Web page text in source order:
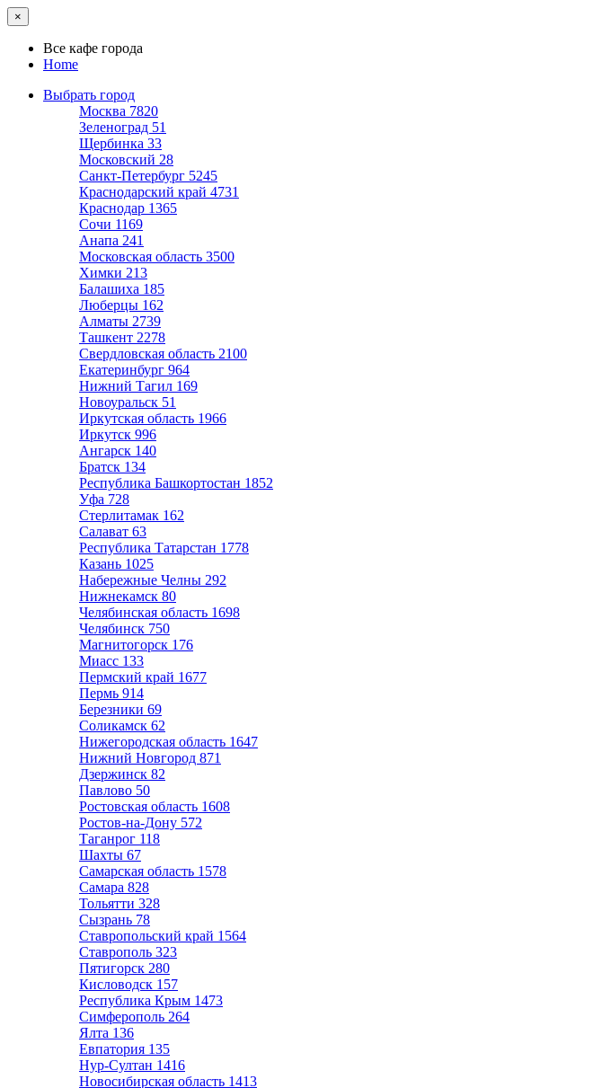
×
Все кафе города
Home
Выбрать город
Москва 7820
Зеленоград 51
Щербинка 33
Московский 28
Санкт-Петербург 5245
Краснодарский край 4731
Краснодар 1365
Сочи 1169
Анапа 241
Московская область 3500
Химки 213
Балашиха 185
Люберцы 162
Алматы 2739
Ташкент 2278
Свердловская область 2100
Екатеринбург 964
Нижний Тагил 169
Новоуральск 51
Иркутская область 1966
Иркутск 996
Ангарск 140
Братск 134
Республика Башкортостан 1852
Уфа 728
Стерлитамак 162
Салават 63
Республика Татарстан 1778
Казань 1025
Набережные Челны 292
Нижнекамск 80
Челябинская область 1698
Челябинск 750
Магнитогорск 176
Миасс 133
Пермский край 1677
Пермь 914
Березники 69
Соликамск 62
Нижегородская область 1647
Нижний Новгород 871
Дзержинск 82
Павлово 50
Ростовская область 1608
Ростов-на-Дону 572
Таганрог 118
Шахты 67
Самарская область 1578
Самара 828
Тольятти 328
Сызрань 78
Ставропольский край 1564
Ставрополь 323
Пятигорск 280
Кисловодск 157
Республика Крым 1473
Симферополь 264
Ялта 136
Евпатория 135
Нур-Султан 1416
Новосибирская область 1413